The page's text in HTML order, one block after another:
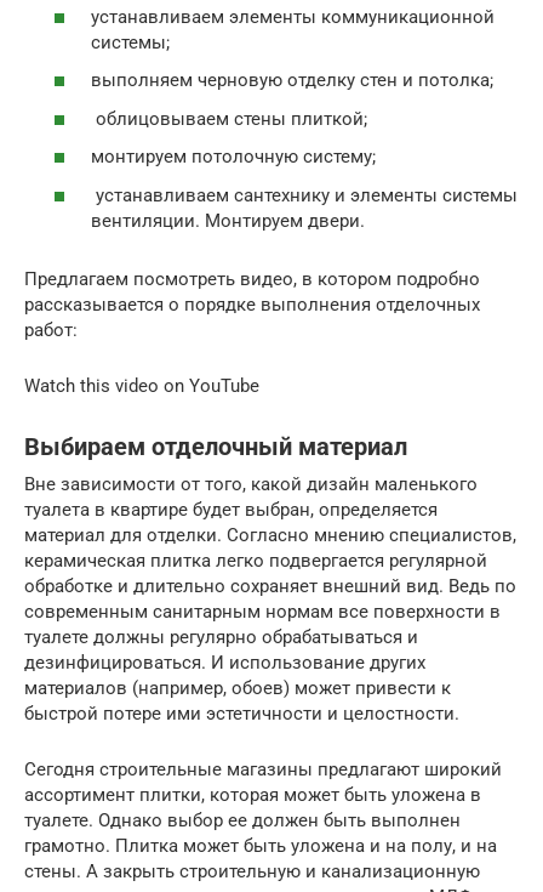
устанавливаем элементы коммуникационной
системы;
выполняем черновую отделку стен и потолка;
облицовываем стены плиткой;
монтируем потолочную систему;
устанавливаем сантехнику и элементы системы
вентиляции. Монтируем двери.
Предлагаем посмотреть видео, в котором подробно
рассказывается о порядке выполнения отделочных
работ:
Watch this video on YouTube
Выбираем отделочный материал
Вне зависимости от того, какой дизайн маленького
туалета в квартире будет выбран, определяется
материал для отделки. Согласно мнению специалистов,
керамическая плитка легко подвергается регулярной
обработке и длительно сохраняет внешний вид. Ведь по
современным санитарным нормам все поверхности в
туалете должны регулярно обрабатываться и
дезинфицироваться. И использование других
материалов (например, обоев) может привести к
быстрой потере ими эстетичности и целостности.
Сегодня строительные магазины предлагают широкий
ассортимент плитки, которая может быть уложена в
туалете. Однако выбор ее должен быть выполнен
грамотно. Плитка может быть уложена и на полу, и на
стены. А закрыть строительную и канализационную